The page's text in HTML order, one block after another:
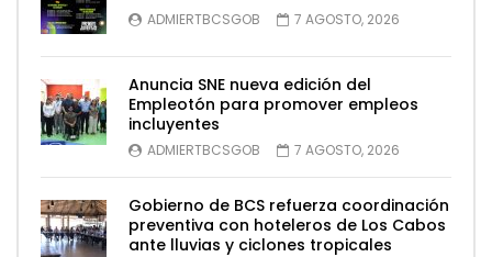
ADMIERTBCSGOB 7 AGOSTO, 2026
Anuncia SNE nueva edición del
Empleotón para promover empleos
incluyentes
ADMIERTBCSGOB 7 AGOSTO, 2026
Gobierno de BCS refuerza coordinación
preventiva con hoteleros de Los Cabos
ante lluvias y ciclones tropicales